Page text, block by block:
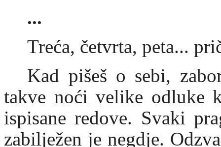
...
Treća, četvrta, peta...
Kad pišeš o sebi,
takve noći velike odluke
ispisane redove. Svaki
zabilježen je negdje.